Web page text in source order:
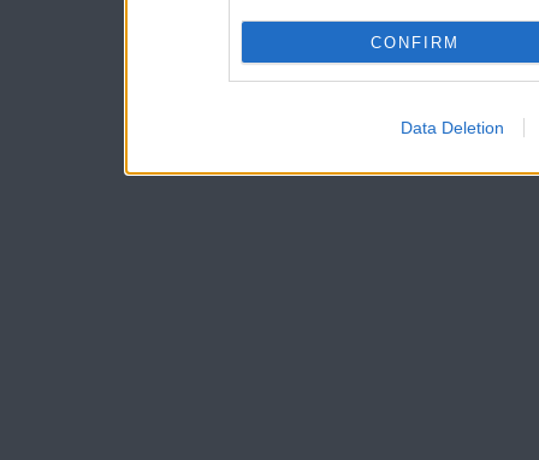
CONFIRM
Data Deletion